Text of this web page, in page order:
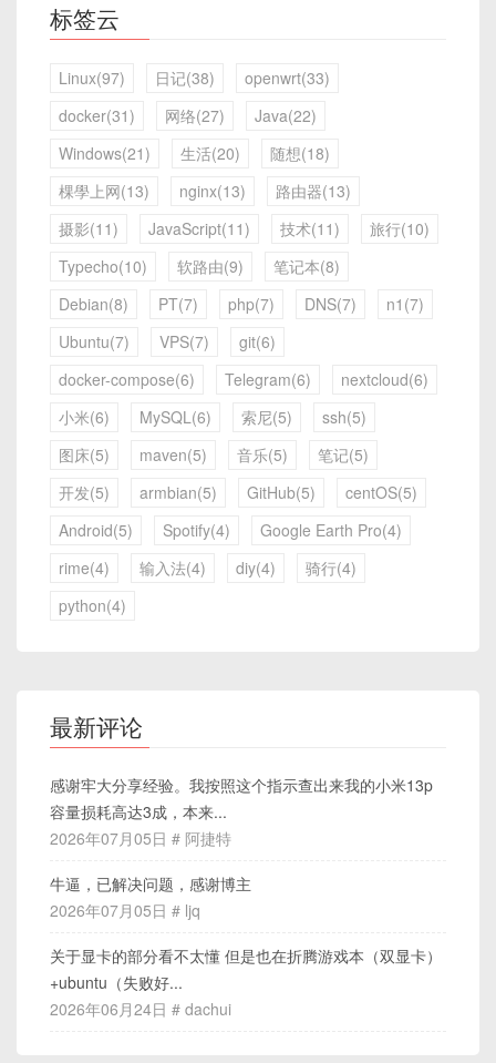
标签云
Linux(97) 日记(38)
openwrt(33)
docker(31)
网络(27)
Java(22)
Windows(21)
生活(20)
随想(18)
棵學上网(13)
nginx(13)
路由器(13)
摄影(11)
JavaScript(11) 技术(11)
旅行(10)
Typecho(10)
软路由(9)
笔记本(8)
Debian(8)
PT(7) php(7) DNS(7)
n1(7)
Ubuntu(7)
VPS(7)
git(6)
docker-compose(6)
Telegram(6)
nextcloud(6)
小米(6)
MySQL(6) 索尼(5)
ssh(5)
图床(5)
maven(5) 音乐(5)
笔记(5)
开发(5)
armbian(5) GitHub(5)
centOS(5)
Android(5)
Spotify(4)
Google Earth Pro(4)
rime(4)
输入法(4) diy(4)
骑行(4)
python(4)
最新评论
感谢牢大分享经验。我按照这个指示查出来我的小米13p
容量损耗高达3成，本来...
2026年07月05日 # 阿捷特
牛逼，已解决问题，感谢博主
2026年07月05日 # ljq
关于显卡的部分看不太懂 但是也在折腾游戏本（双显卡）
+ubuntu（失败好...
2026年06月24日 # dachui